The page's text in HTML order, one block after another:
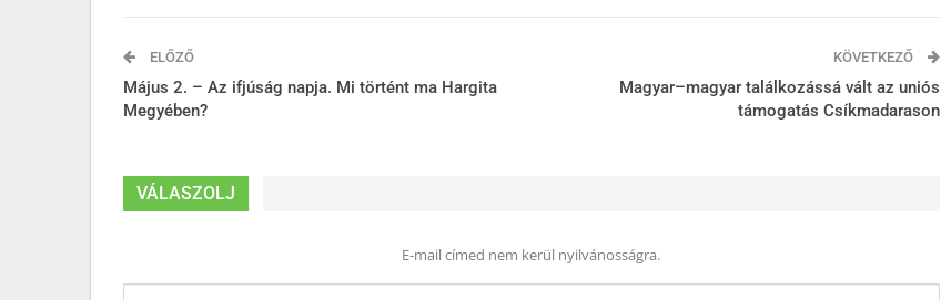
ELŐZŐ
Május 2. – Az ifjúság napja. Mi történt ma Hargita
Megyében?
KÖVETKEZŐ
Magyar–magyar találkozássá vált az uniós
támogatás Csíkmadarason
VÁLASZOLJ
E-mail címed nem kerül nyilvánosságra.